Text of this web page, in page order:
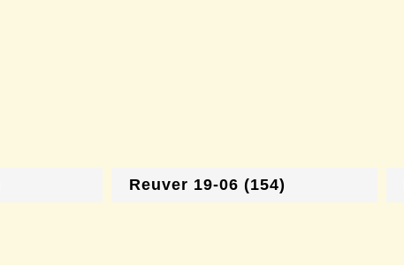
Reuver 19-06 (154)